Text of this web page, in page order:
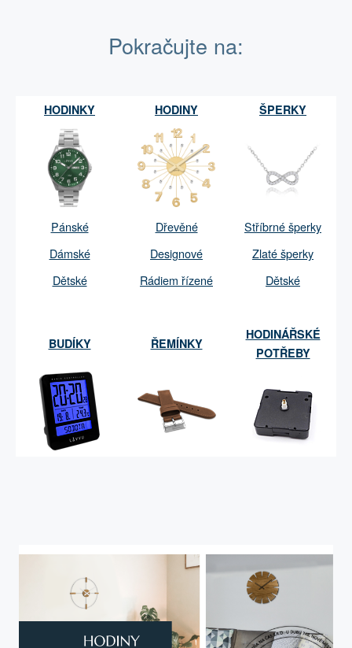
Pokračujte na:
HODINKY HODINY ŠPERKY
Pánské Dřevěné
Stříbrné šperky
Dámské
Designové
Zlaté šperky
Dětské
Rádiem řízené Dětské
BUDÍKY ŘEMÍNKY
HODINÁŘSKÉ
POTŘEBY